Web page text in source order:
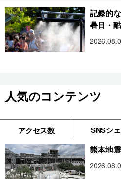
記録的
暑日・
人気のコンテンツ
アクセス数 SNSシ
熊本地